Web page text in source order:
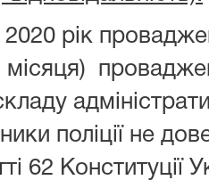
рік
місяця)
поліції не
62 Конституції